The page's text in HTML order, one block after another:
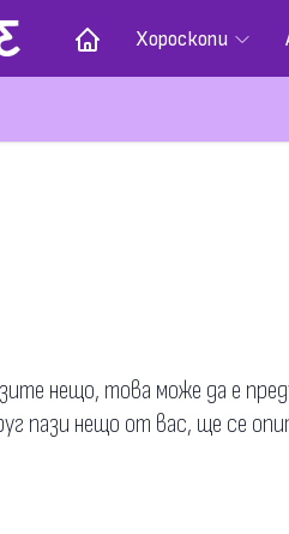
Хороскопи
нещо, това може да е
пази нещо от вас, ще се